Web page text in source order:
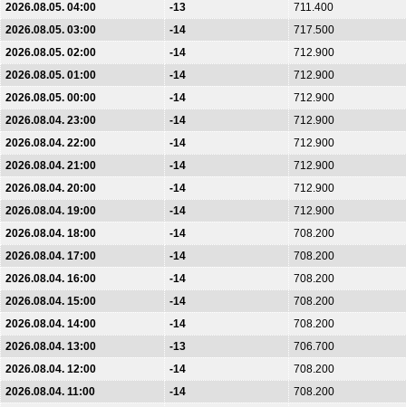
2026.08.05. 04:00
-13
711.400
2026.08.05. 03:00
-14
717.500
2026.08.05. 02:00
-14
712.900
2026.08.05. 01:00
-14
712.900
2026.08.05. 00:00
-14
712.900
2026.08.04. 23:00
-14
712.900
2026.08.04. 22:00
-14
712.900
2026.08.04. 21:00
-14
712.900
2026.08.04. 20:00
-14
712.900
2026.08.04. 19:00
-14
712.900
2026.08.04. 18:00
-14
708.200
2026.08.04. 17:00
-14
708.200
2026.08.04. 16:00
-14
708.200
2026.08.04. 15:00
-14
708.200
2026.08.04. 14:00
-14
708.200
2026.08.04. 13:00
-13
706.700
2026.08.04. 12:00
-14
708.200
2026.08.04. 11:00
-14
708.200